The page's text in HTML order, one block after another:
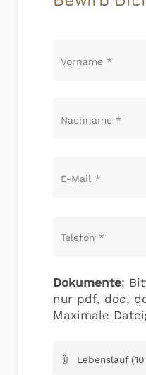
Vorname *
Nachname *
E-Mail *
Telefon *
Dokumente:
nur pdf, doc,
Maximale
attach_file Lebenslauf (10